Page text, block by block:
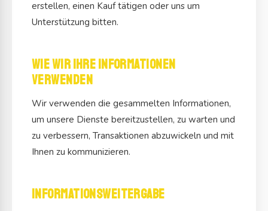
erstellen, einen Kauf tätigen oder uns um
Unterstützung bitten.
Wie wir Ihre Informationen
verwenden
Wir verwenden die gesammelten Informationen,
um unsere Dienste bereitzustellen, zu warten und
zu verbessern, Transaktionen abzuwickeln und mit
Ihnen zu kommunizieren.
Informationsweitergabe